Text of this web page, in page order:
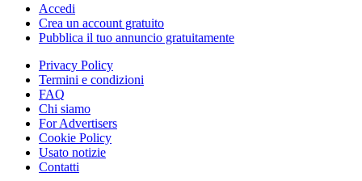
Accedi
Crea un account gratuito
Pubblica il tuo annuncio gratuitamente
Privacy Policy
Termini e condizioni
FAQ
Chi siamo
For Advertisers
Cookie Policy
Usato notizie
Contatti